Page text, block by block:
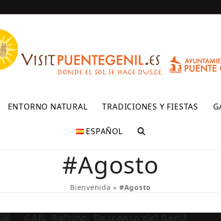
ENTORNO NATURAL TRADICIONES Y FIESTAS
ESPAÑOL
#Agosto
Bienvenida » #Agosto